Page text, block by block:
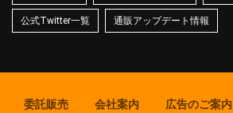
公式Twitter一覧 通販アップデート情報
委託販売 会社案内 広告のご案内